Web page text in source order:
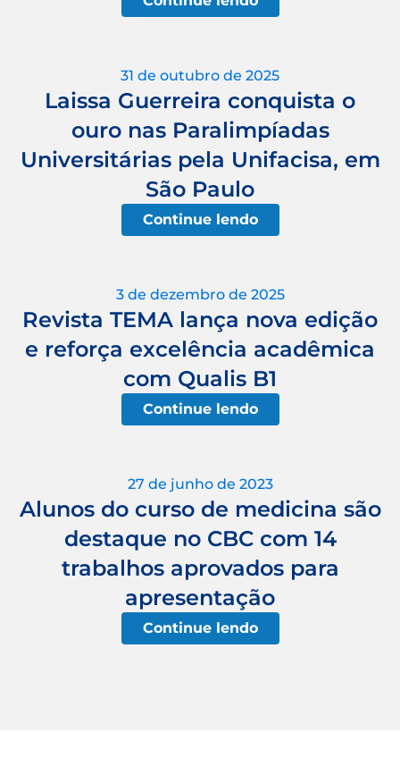
31 de outubro de 2025
Laissa Guerreira conquista o
ouro nas Paralimpíadas
Universitárias pela Unifacisa, em
São Paulo
Continue lendo
3 de dezembro de 2025
Revista TEMA lança nova edição
e reforça excelência acadêmica
com Qualis B1
Continue lendo
27 de junho de 2023
Alunos do curso de medicina são
destaque no CBC com 14
trabalhos aprovados para
apresentação
Continue lendo